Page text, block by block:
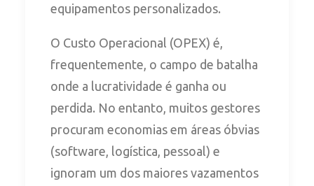
equipamentos personalizados.
O Custo Operacional (OPEX) é,
frequentemente, o campo de batalha
onde a lucratividade é ganha ou
perdida. No entanto, muitos gestores
procuram economias em áreas óbvias
(software, logística, pessoal) e
ignoram um dos maiores vazamentos